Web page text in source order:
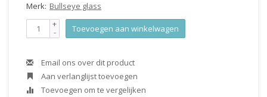
Merk: Bullseye glass
+
- Toevoegen aan winkelwagen
Email ons over dit product
Aan verlanglijst toevoegen
Toevoegen om te vergelijken